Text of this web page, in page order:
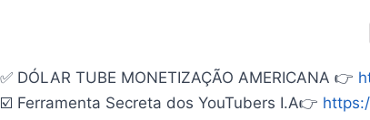
✅ DÓLAR TUBE MONETIZAÇÃO AMERICANA 👉
☑️ Ferramenta Secreta dos YouTubers I.A👉